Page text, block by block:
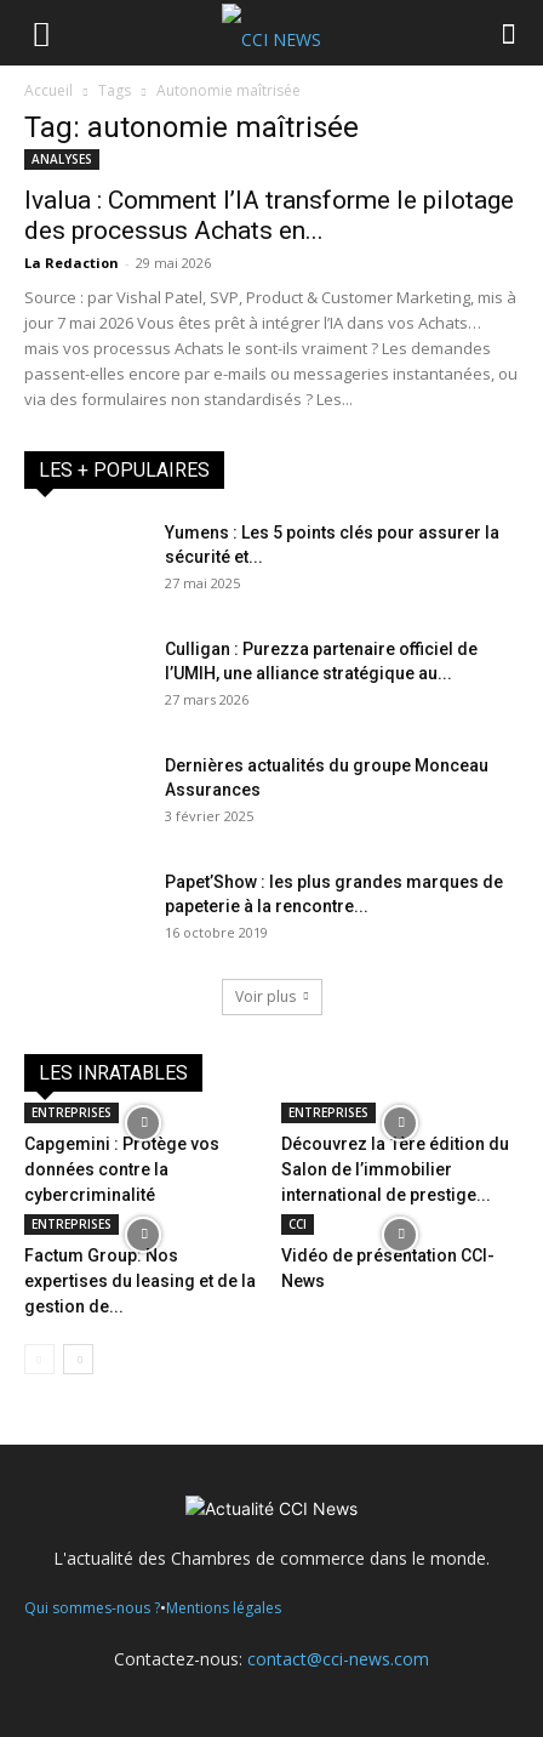
Accueil Tags Autonomie maîtrisée
Tag: autonomie maîtrisée
ANALYSES
Ivalua : Comment l’IA transforme le pilotage
des processus Achats en...
La Redaction - 29 mai 2026
Source : par Vishal Patel, SVP, Product & Customer Marketing, mis à
jour 7 mai 2026 Vous êtes prêt à intégrer l’IA dans vos Achats…
mais vos processus Achats le sont-ils vraiment ? Les demandes
passent-elles encore par e-mails ou messageries instantanées, ou
via des formulaires non standardisés ? Les...
LES + POPULAIRES
Yumens : Les 5 points clés pour assurer la
sécurité et...
27 mai 2025
Culligan : Purezza partenaire officiel de
l’UMIH, une alliance stratégique au...
27 mars 2026
Dernières actualités du groupe Monceau
Assurances
3 février 2025
Papet’Show : les plus grandes marques de
papeterie à la rencontre...
16 octobre 2019
Voir plus
LES INRATABLES
ENTREPRISES
Capgemini : Protège vos
données contre la
cybercriminalité
ENTREPRISES
Découvrez la 1ère édition du
Salon de l’immobilier
international de prestige...
ENTREPRISES
Factum Group: Nos
expertises du leasing et de la
gestion de...
CCI
Vidéo de présentation CCI-
News
L'actualité des Chambres de commerce dans le monde.
Qui sommes-nous ?•Mentions légales
Contactez-nous: contact@cci-news.com